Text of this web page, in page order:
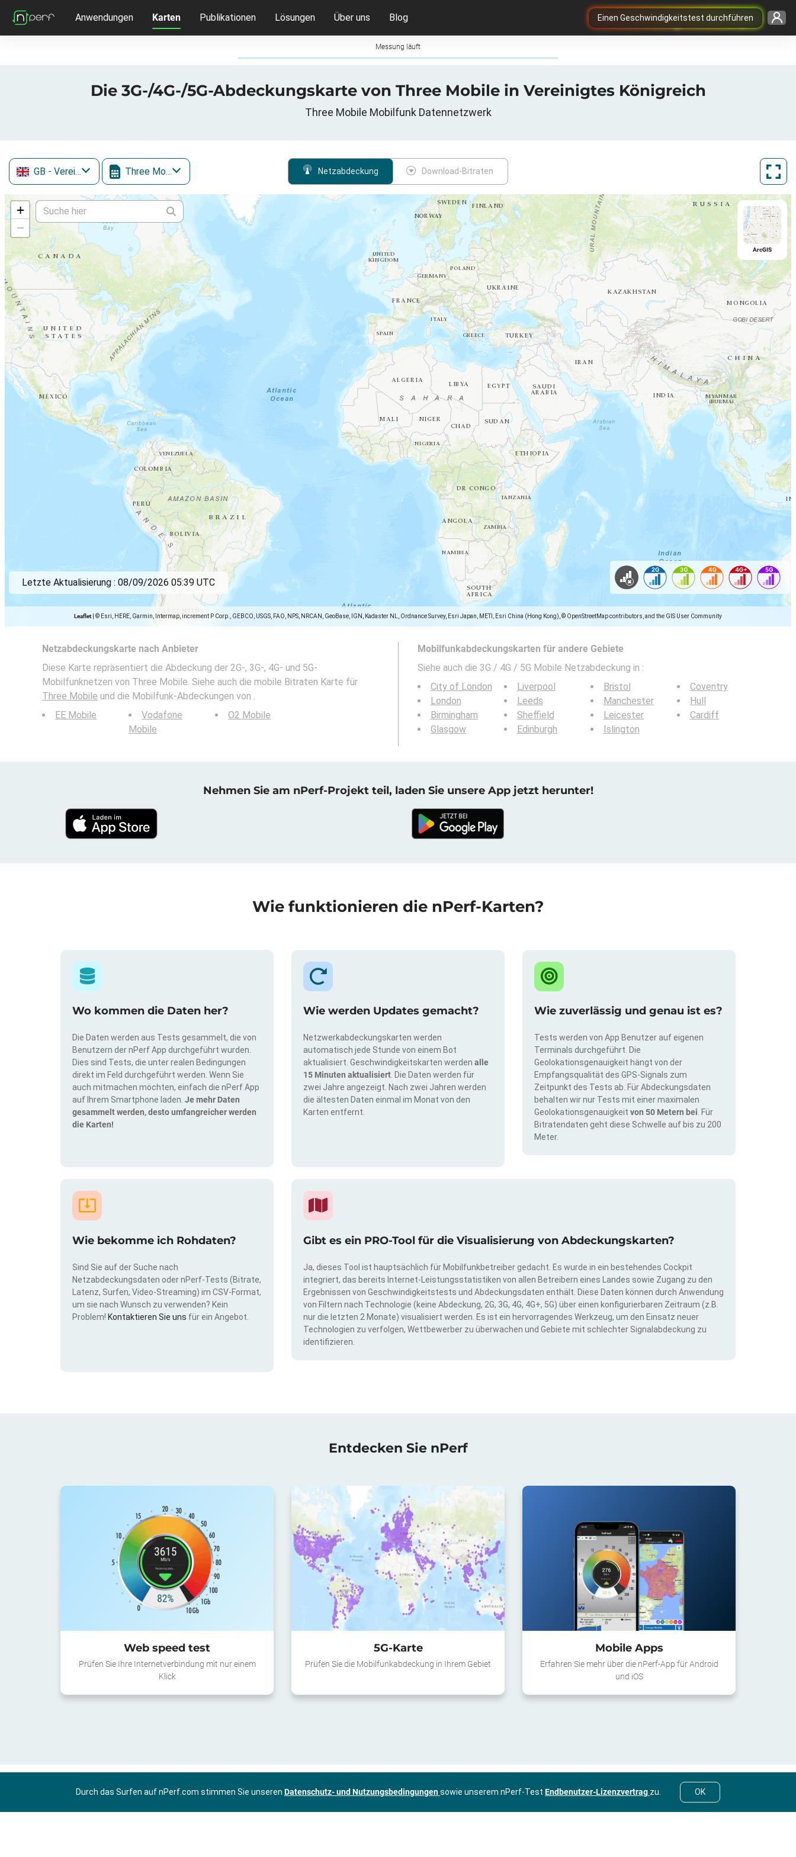
Einen Geschwindigkeitstest durchführen
Anwendungen Karten Publikationen Lösungen Über uns Blog
Messung läuft
Die 3G-/4G-/5G-Abdeckungskarte von Three Mobile in Vereinigtes Königreich
Three Mobile Mobilfunk Datennetzwerk
GB - Vereinigtes Königreich Three Mobile Netzabdeckung Download-Bitraten
+
−
Leaflet © Esri, HERE, Garmin, Intermap, increment P Corp., GEBCO, USGS, FAO, NPS, NRCAN, GeoBase, IGN, Kadaster NL, Ordnance Survey, Esri Japan, METI, Esri China (Hong Kong), © OpenStreetMap contributors, and the GIS User Community
ArcGIS
Letzte Aktualisierung : 08/09/2026 05:39 UTC
Netzabdeckungskarte nach Anbieter
Diese Karte repräsentiert die Abdeckung der 2G-, 3G-, 4G- und 5G-
Mobilfunknetzen von Three Mobile. Siehe auch die mobile Bitraten Karte für
Three Mobile und die Mobilfunk-Abdeckungen von .
EE Mobile
Vodafone
Mobile
O2 Mobile
Mobilfunkabdeckungskarten für andere Gebiete
Siehe auch die 3G / 4G / 5G Mobile Netzabdeckung in :
City of London
London
Birmingham
Glasgow
Liverpool
Leeds
Sheffield
Edinburgh
Bristol
Manchester
Leicester
Islington
Coventry
Hull
Cardiff
Nehmen Sie am nPerf-Projekt teil, laden Sie unsere App jetzt herunter!
Wie funktionieren die nPerf-Karten?
Wo kommen die Daten her?
Die Daten werden aus Tests gesammelt, die von
Benutzern der nPerf App durchgeführt wurden.
Dies sind Tests, die unter realen Bedingungen
direkt im Feld durchgeführt werden. Wenn Sie
auch mitmachen möchten, einfach die nPerf App
auf Ihrem Smartphone laden. Je mehr Daten
gesammelt werden, desto umfangreicher werden
die Karten!
Wie werden Updates gemacht?
Netzwerkabdeckungskarten werden
automatisch jede Stunde von einem Bot
aktualisiert. Geschwindigkeitskarten werden alle
15 Minuten aktualisiert . Die Daten werden für
zwei Jahre angezeigt. Nach zwei Jahren werden
die ältesten Daten einmal im Monat von den
Karten entfernt.
Wie zuverlässig und genau ist es?
Tests werden von App Benutzer auf eigenen
Terminals durchgeführt. Die
Geolokationsgenauigkeit hängt von der
Empfangsqualität des GPS-Signals zum
Zeitpunkt des Tests ab. Für Abdeckungsdaten
behalten wir nur Tests mit einer maximalen
Geolokationsgenauigkeit von 50 Metern bei . Für
Bitratendaten geht diese Schwelle auf bis zu 200
Meter.
Wie bekomme ich Rohdaten?
Sind Sie auf der Suche nach
Netzabdeckungsdaten oder nPerf-Tests (Bitrate,
Latenz, Surfen, Video-Streaming) im CSV-Format,
um sie nach Wunsch zu verwenden? Kein
Problem! Kontaktieren Sie uns für ein Angebot.
Gibt es ein PRO-Tool für die Visualisierung von Abdeckungskarten?
Ja, dieses Tool ist hauptsächlich für Mobilfunkbetreiber gedacht. Es wurde in ein bestehendes Cockpit
integriert, das bereits Internet-Leistungsstatistiken von allen Betreibern eines Landes sowie Zugang zu den
Ergebnissen von Geschwindigkeitstests und Abdeckungsdaten enthält. Diese Daten können durch Anwendung
von Filtern nach Technologie (keine Abdeckung, 2G, 3G, 4G, 4G+, 5G) über einen konfigurierbaren Zeitraum (z.B.
nur die letzten 2 Monate) visualisiert werden. Es ist ein hervorragendes Werkzeug, um den Einsatz neuer
Technologien zu verfolgen, Wettbewerber zu überwachen und Gebiete mit schlechter Signalabdeckung zu
identifizieren.
Entdecken Sie nPerf
Web speed test
Prüfen Sie Ihre Internetverbindung mit nur einem
Klick
5G-Karte
Prüfen Sie die Mobilfunkabdeckung in Ihrem Gebiet
Mobile Apps
Erfahren Sie mehr über die nPerf-App für Android
und iOS
Durch das Surfen auf nPerf.com stimmen Sie unseren Datenschutz- und Nutzungsbedingungensowie unserem nPerf-Test Endbenutzer-Lizenzvertrag zu. OK